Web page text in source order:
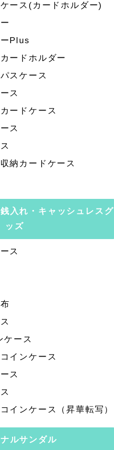
ース(カードホルダー)
Plus
ードホルダー
スケース
ス
ードケース
ス
納カードケース
入れ・キャッシュレスグ
ッズ
ス
ケース
インケース
ス
インケース（昇華転写）
ルサンダル